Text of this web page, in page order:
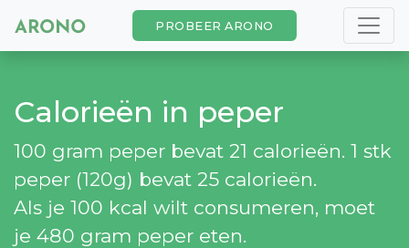
PROBEER ARONO
Calorieën in peper
100 gram peper bevat 21 calorieën. 1 stk
peper (120g) bevat 25 calorieën.
Als je 100 kcal wilt consumeren, moet
je 480 gram peper eten.